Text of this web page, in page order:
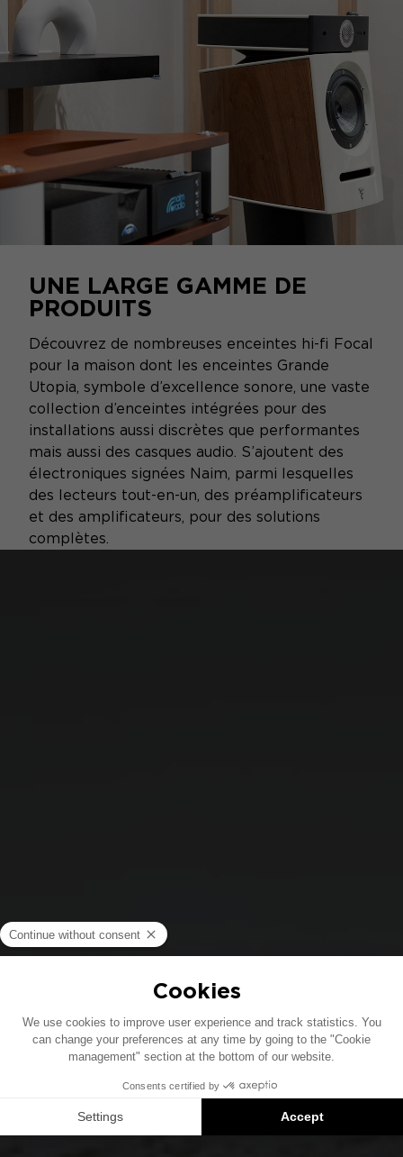
UNE LARGE GAMME DE
PRODUITS
Découvrez de nombreuses enceintes hi-fi Focal
pour la maison dont les enceintes Grande
Utopia, symbole d’excellence sonore, une vaste
collection d’enceintes intégrées pour des
installations aussi discrètes que performantes
mais aussi des casques audio. S’ajoutent des
électroniques signées Naim, parmi lesquelles
des lecteurs tout-en-un, des préamplificateurs
et des amplificateurs, pour des solutions
complètes.